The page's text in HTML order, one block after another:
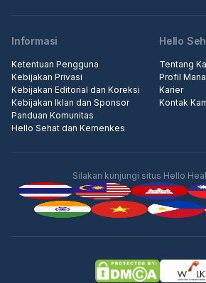
Iklan
Informasi
Ketentuan Pengguna
Kebijakan Privasi
Kebijakan Editorial dan Koreksi
Kebijakan Iklan dan Sponsor
Panduan Komunitas
Hello Sehat dan Kemenkes
Hello
Tentang
Profil
Karier
Kontak
Silakan kunjungi situs Hello